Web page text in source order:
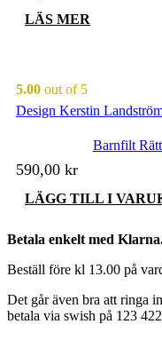
LÄS MER
5.00 out of 5
Design Kerstin
Barnfilt
590,00 kr
LÄGG TILL I
Betala enkelt med
Beställ före kl 13.00 på
Det går även bra att ringa
betala via swish på 123